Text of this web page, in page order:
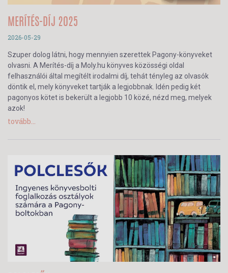
MERÍTÉS-DÍJ 2025
2026-05-29
Szuper dolog látni, hogy mennyien szerettek Pagony-könyveket
olvasni. A Merítés-díj a Moly.hu könyves közösségi oldal
felhasználói által megítélt irodalmi díj, tehát tényleg az olvasók
döntik el, mely könyveket tartják a legjobbnak. Idén pedig két
pagonyos kötet is bekerült a legjobb 10 közé, nézd meg, melyek
azok!
tovább...